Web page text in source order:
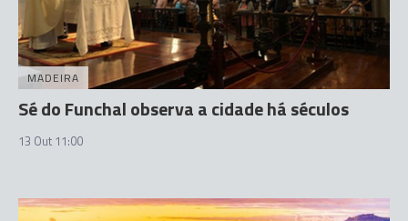
MADEIRA
Sé do Funchal observa a cidade há séculos
13 Out 11:00